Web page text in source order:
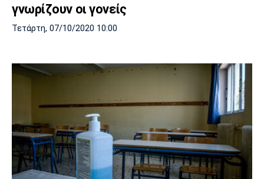
γνωρίζουν οι γονείς
Τετάρτη, 07/10/2020 10:00